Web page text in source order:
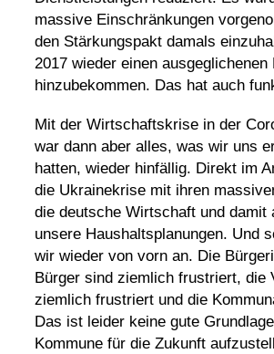
massive Einschränkungen
den Stärkungspakt damals
2017 wieder einen ausgeglichenen
hinzubekommen. Das hat auch
Mit der Wirtschaftskrise in der
war dann aber alles, was wir uns
hatten, wieder hinfällig. Direkt im
die Ukrainekrise mit ihren
die deutsche Wirtschaft und damit
unsere Haushaltsplanungen. Und
wir wieder von vorn an. Die
Bürger sind ziemlich frustriert, die
ziemlich frustriert und die
Das ist leider keine gute
Kommune für die Zukunft